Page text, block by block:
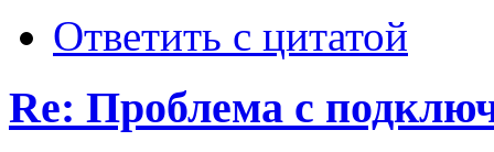
Ответить с цитатой
Re: Проблема с